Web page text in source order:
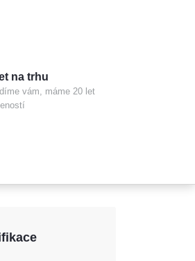
na trhu
vám, máme 20 let